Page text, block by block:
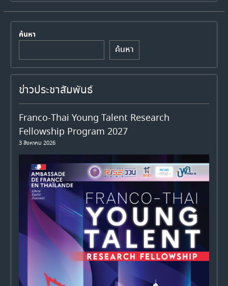
ค้นหา
ค้นหา
ข่าวประชาสัมพันธ์
Franco-Thai Young Talent Research
Fellowship Program 2027
3 สิงหาคม 2026